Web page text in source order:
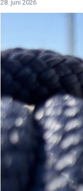
e
r
28. juni 2026